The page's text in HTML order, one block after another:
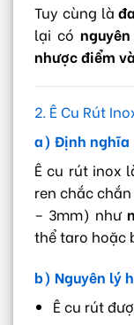
Tuy cùng là
lại có
nhược điểm
2. Ê Cu Rút
a) Định nghĩa
Ê cu rút inox
ren chắc
– 3mm) như
thể taro hoặc
b) Nguyên lý
Ê cu rút